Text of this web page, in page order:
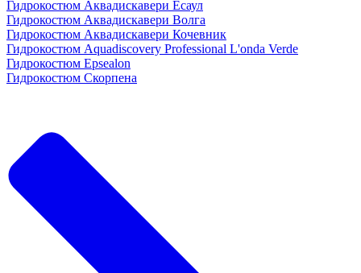
Гидрокостюм Аквадискавери Есаул
Гидрокостюм Аквадискавери Волга
Гидрокостюм Аквадискавери Кочевник
Гидрокостюм Aquadiscovery Professional L'onda Verde
Гидрокостюм Epsealon
Гидрокостюм Скорпена